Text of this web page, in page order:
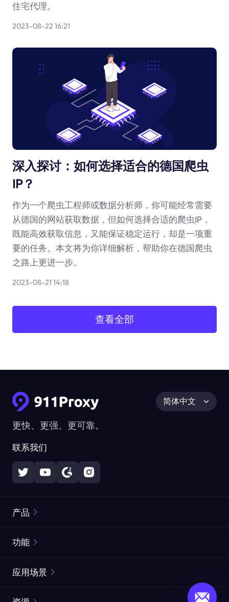
住宅代理。
2023-08-22 16:21
深入探讨：如何选择适合的德国爬虫
IP？
作为一个爬虫工程师或数据分析师，你可能经常需要
从德国的网站获取数据，但如何选择合适的爬虫IP，
既能高效获取信息，又能保证稳定运行，却是一项重
要的任务。本文将为你详细解析，帮助你在德国爬虫
之路上更进一步。
2023-08-21 14:18
查看全部
更快、更强、更可靠。
联系我们
简体中文
产品
静态住宅代理
功能
应用场景